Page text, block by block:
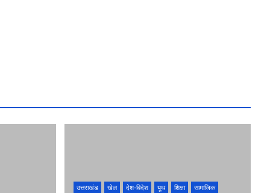
उत्तराखंड खेल देश-विदेश यूथ शिक्षा
सामाजिक